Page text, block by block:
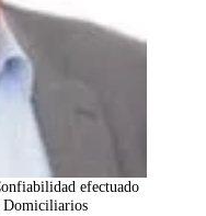
efectuado
Domiciliarios